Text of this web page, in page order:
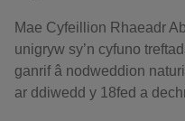
Mae Cyfeillion Rhaeadr
unigryw sy’n cyfuno
ganrif â nodweddion
ar ddiwedd y 18fed a